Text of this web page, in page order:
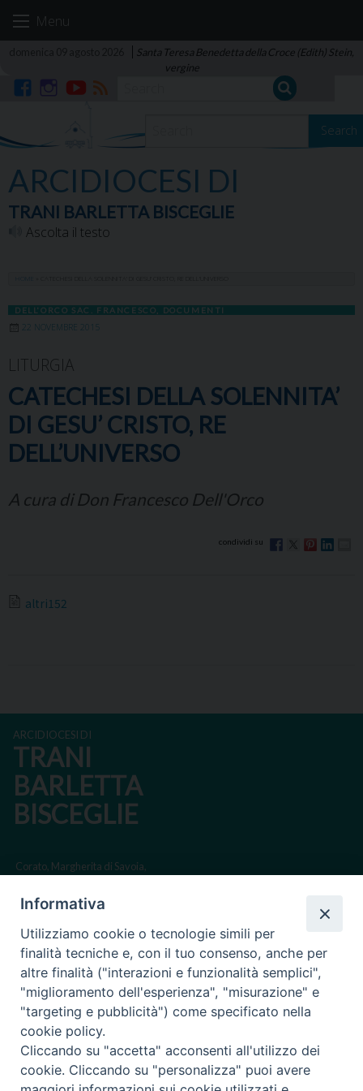
Menu
Santa Teresa Benedetta della Croce (Edith) Stein,
vergine
Search
ARCIDIOCESI DI
TRANI BARLETTA BISCEGLIE
Ascolta il testo
DELL'ORCO SAC. FRANCESCO DOCUMENTI
22 NOVEMBRE 2015
LITURGIA
CATECHESI DELLA SOLENNITA’
DI GESU’ CRISTO, RE
DELL’UNIVERSO
A cura di Don Francesco Dell'Orco
altri152
ARCIDIOCESI DI
TRANI
BARLETTA
BISCEGLIE
Corato, Margherita di Savoia,
Regione ecclesiastica Puglia
Via Beltrani, 9
76125 Trani BT
Centralino Tel. 0883 494211
Cancelleria Tel. 0883 494204
Informativa
Utilizziamo cookie o tecnologie simili per
finalità tecniche e, con il tuo consenso, anche per
altre finalità ("interazioni e funzionalità semplici",
"miglioramento dell'esperienza", "misurazione" e
"targeting e pubblicità") come specificato nella
cookie policy.
Cliccando su "accetta" acconsenti all'utilizzo dei
cookie. Cliccando su "personalizza" puoi avere